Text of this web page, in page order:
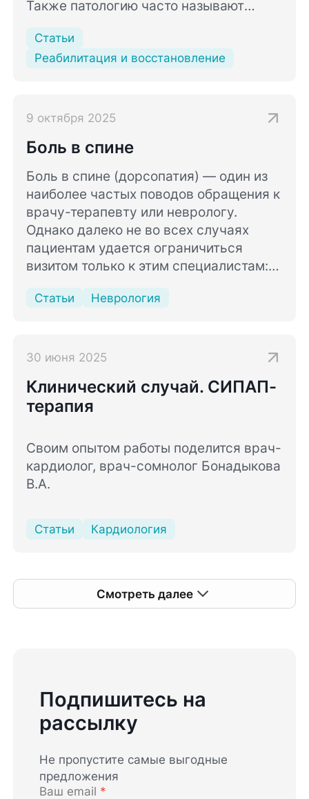
Также патологию часто называют
Статьи
Реабилитация и восстановление
9 октября 2025
Боль в спине
Боль в спине (дорсопатия) — один из
наиболее частых поводов обращения к
врачу-терапевту или неврологу.
Однако далеко не во всех случаях
пациентам удается ограничиться
визитом только к этим специалистам:
спины не всегда связаны только с
В данной статье будут даны ответы на
неврологам и терапевтам: почему
болит спина?
Статьи Неврология
30 июня 2025
Клинический случай. СИПАП-
терапия
Своим опытом работы поделится врач-
кардиолог, врач-сомнолог Бонадыкова
В.А.
Статьи Кардиология
Смотреть далее
Подпишитесь на
рассылку
Не пропустите самые выгодные
предложения
Ваш email *